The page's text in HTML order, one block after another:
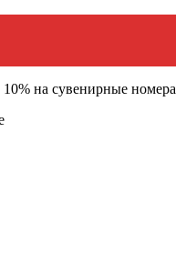
на сувенирные номера